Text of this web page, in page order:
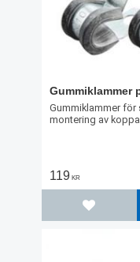
Gummiklammer
Gummiklammer för
montering av
119 KR
Lägg till i